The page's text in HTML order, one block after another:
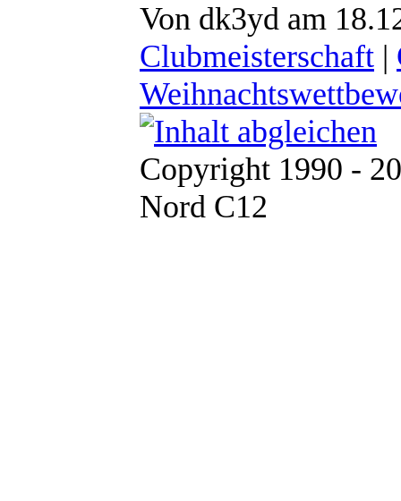
Von dk3yd am
Clubmeisterschaft |
Copyright 1990 -
Nord C12